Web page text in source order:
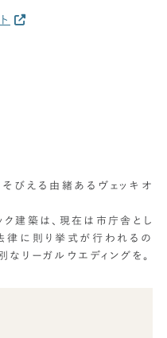
びえる由緒あるヴェッキオ
建築は、現在は市庁舎とし
律に則り挙式が行われるの
なリーガルウエディングを。